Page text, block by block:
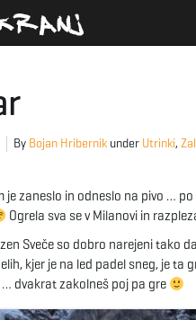
By Bojan Hribernik under Utrinki,
je zaneslo in odneslo na pivo …
Ogrela sva se v Milanovi in
Sveče so dobro narejeni tako
kjer je na led padel sneg, je ta
dvakrat zakolneš poj pa gre